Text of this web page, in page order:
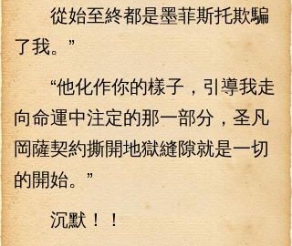
從始至終都是墨菲斯托欺騙
了我。”
“他化作你的樣子，引導我走
向命運中注定的那一部分，圣凡
岡薩契約撕開地獄縫隙就是一切
的開始。”
沉默！！